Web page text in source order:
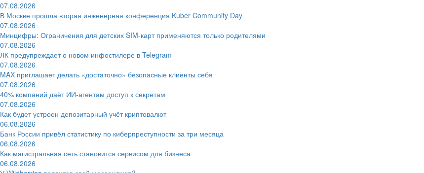
07.08.2026
В Москве прошла вторая инженерная конференция Kuber Community Day
07.08.2026
Минцифры: Ограничения для детских SIM-карт применяются только родителями
07.08.2026
ЛК предупреждает о новом инфостилере в Telegram
07.08.2026
MAX приглашает делать «достаточно» безопасные клиенты себя
07.08.2026
40% компаний даёт ИИ‑агентам доступ к секретам
07.08.2026
Как будет устроен депозитарный учёт криптовалют
06.08.2026
Банк России привёл статистику по киберпреступности за три месяца
06.08.2026
Как магистральная сеть становится сервисом для бизнеса
06.08.2026